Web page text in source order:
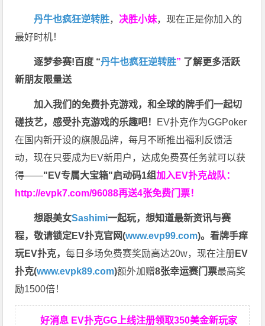
丹牛也疯狂逆转胜， 决胜小妹，现在正是你加入的
最好时机！
逐梦参赛!百度 “丹牛也疯狂逆转胜” 了解更多活跃
新朋友限量送
加入我们的免费扑克游戏，和全球的牌手们一起切
磋技艺，感受扑克游戏的乐趣吧！ EV扑克作为GGPoker
在国内新开设的旗舰品牌，每月不断推出福利反馈活
动，现在只要成为EV新用户，达成免费赛任务就可以获
得——"EV专属大宝箱"启动码1组加入EV扑克战队：
http://evpk7.com/96088再送4张免费门票！
想跟美女Sashimi一起玩，想知道最新资讯与赛
程，敬请锁定EV扑克官网(www.evp99.com)。看牌手痒
玩EV扑克，每日多场免费赛奖励高达20w，现在注册EV
扑克(www.evpk89.com)额外加赠8张幸运赛门票最高奖
励1500倍！
好消息 EV扑克GG上线注册领取350美金新玩家